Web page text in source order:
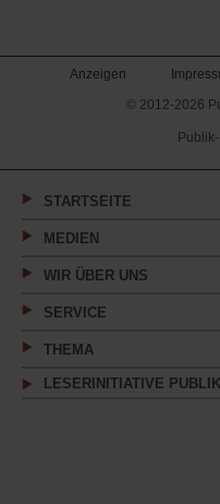
Anzeigen
© 2012-2026
STARTSEITE
MEDIEN
WIR ÜBER UNS
SERVICE
THEMA
LESERINITIATIVE